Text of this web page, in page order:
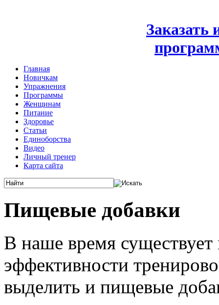
Заказать
Главная
Новичкам
Упражнения
Программы
Женщинам
Питание
Здоровье
Статьи
Единоборства
Видео
Личный тренер
Карта сайта
Пищевые добавки
В наше время
эффективности
выделить и пищевые